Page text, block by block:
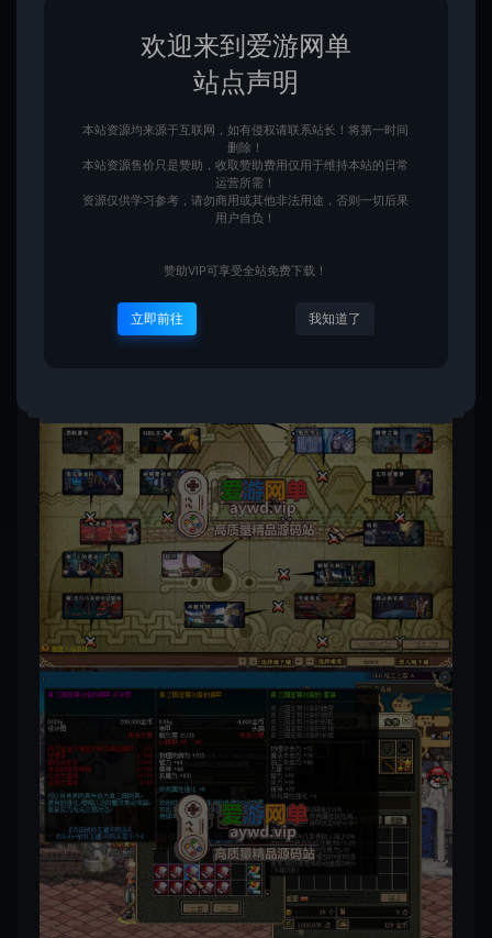
欢迎来到爱游网单
站点声明
本站资源均来源于互联网，如有侵权请联系站长！将第一时间
删除！
本站资源售价只是赞助，收取赞助费用仅用于维持本站的日常
运营所需！
资源仅供学习参考，请勿商用或其他非法用途，否则一切后果
用户自负！
赞助VIP可享受全站免费下载！
立即前往 我知道了